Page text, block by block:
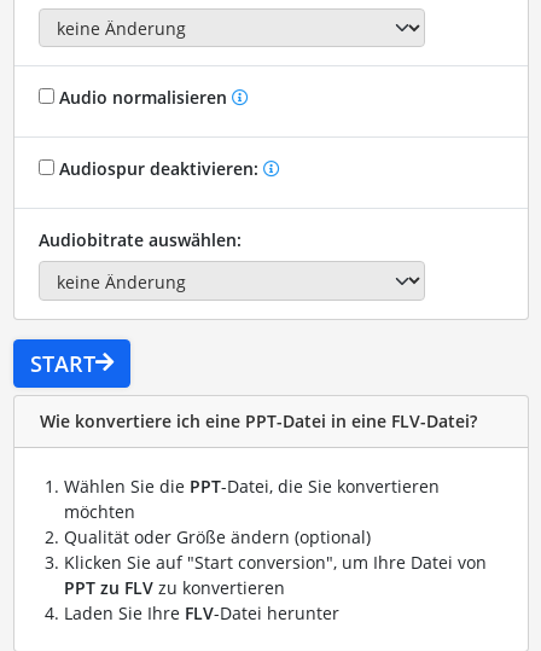
Audio normalisieren
Audiospur deaktivieren:
Audiobitrate auswählen:
START
Wie konvertiere ich eine PPT-Datei in eine FLV-Datei?
Wählen Sie die PPT-Datei, die Sie konvertieren
möchten
Qualität oder Größe ändern (optional)
Klicken Sie auf "Start conversion", um Ihre Datei von
PPT zu FLVzu konvertieren
Laden Sie Ihre FLV-Datei herunter